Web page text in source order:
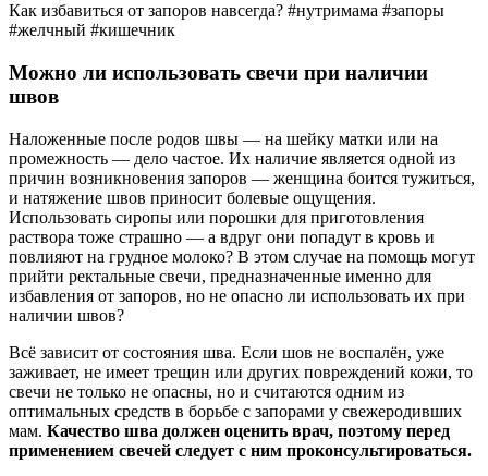
Как избавиться от запоров навсегда? #нутримама #запоры
#желчный #кишечник
Можно ли использовать свечи при наличии
швов
Наложенные после родов швы — на шейку матки или на
промежность — дело частое. Их наличие является одной из
причин возникновения запоров — женщина боится тужиться,
и натяжение швов приносит болевые ощущения.
Использовать сиропы или порошки для приготовления
раствора тоже страшно — а вдруг они попадут в кровь и
повлияют на грудное молоко? В этом случае на помощь могут
прийти ректальные свечи, предназначенные именно для
избавления от запоров, но не опасно ли использовать их при
наличии швов?
Всё зависит от состояния шва. Если шов не воспалён, уже
заживает, не имеет трещин или других повреждений кожи, то
свечи не только не опасны, но и считаются одним из
оптимальных средств в борьбе с запорами у свежеродивших
мам. Качество шва должен оценить врач, поэтому перед
применением свечей следует с ним проконсультироваться.